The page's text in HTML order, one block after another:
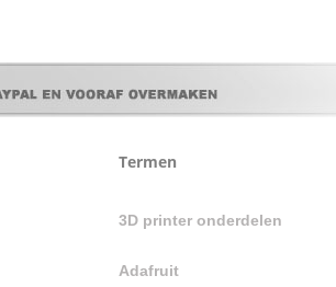
Termen
3D printer onderdelen
Adafruit